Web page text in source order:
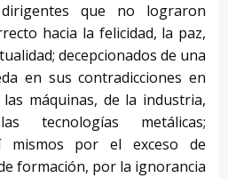
que no lograron
hacia la felicidad, la paz,
decepcionados de una
en sus contradicciones en
máquinas, de la industria,
tecnologías metálicas;
mismos por el exceso de
formación, por la ignorancia